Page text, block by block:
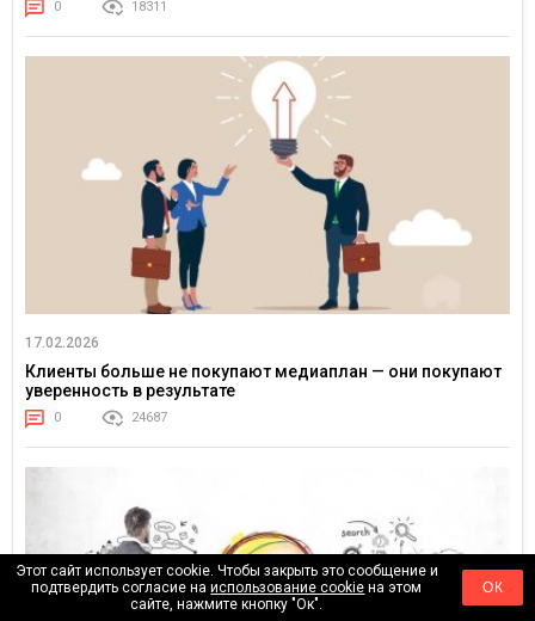
0 18311
17.02.2026
Клиенты больше не покупают медиаплан — они покупают
уверенность в результате
0 24687
Этот сайт использует cookie. Чтобы закрыть это сообщение и
подтвердить согласие наиспользование cookie на этом
сайте, нажмите кнопку "Ок".
ОК